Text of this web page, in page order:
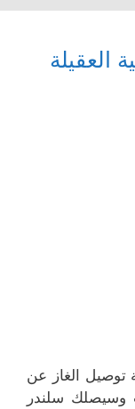
العقيلة
توصيل الغاز عن
وسيصلك سلندر